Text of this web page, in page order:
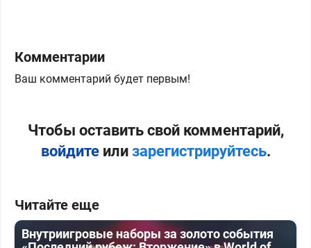
Комментарии
Ваш комментарий будет первым!
Чтобы оставить свой комментарий,
войдитеили зарегистрируйтесь.
Читайте еще
Внутриигровые наборы за золото события